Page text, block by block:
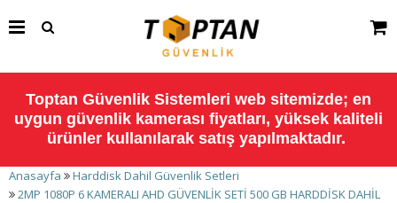
Toptan Güvenlik Sistemleri web sitemizde; en
uygun güvenlik kamerası fiyatları, yüksek kaliteli
ürünler kullanılarak satış yapılmaktadır.
Anasayfa
Harddisk Dahil Güvenlik Setleri
2MP 1080P 6 KAMERALI AHD GÜVENLİK SETİ 500 GB HARDDİSK DAHİL